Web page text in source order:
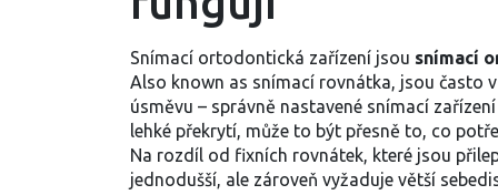
Snímací ortodontická zařízení jsou snímací
Also known as snímací rovnátka, jsou často
úsměvu – správně nastavené snímací
lehké překrytí, může to být přesně to, co
Na rozdíl od fixních rovnátek, které jsou
jednodušší, ale zároveň vyžaduje větší